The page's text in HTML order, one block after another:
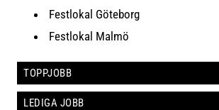
Festlokal Göteborg
Festlokal Malmö
TOPPJOBB
LEDIGA JOBB